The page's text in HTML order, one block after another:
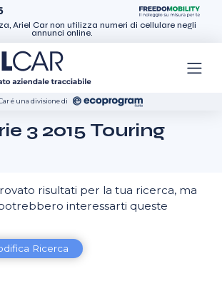
Ariel Car non utilizza numeri di cellulare negli
annunci online.
é una divisione di
3 2015 Touring
risultati per la tua ricerca, ma
interessarti queste
Ricerca